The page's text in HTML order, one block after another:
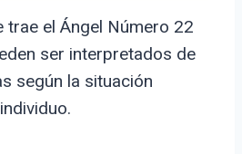
trae el Ángel Número 22
ser interpretados de
según la situación